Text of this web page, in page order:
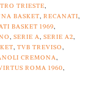
TRIESTE,
BASKET, RECANATI,
BASKET 1969,
, SERIE A, SERIE A2,
, TVB TREVISO,
CREMONA,
ROMA 1960,